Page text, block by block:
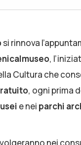
si rinnova
,
Cultura che
, ogni prima
e nei parchi